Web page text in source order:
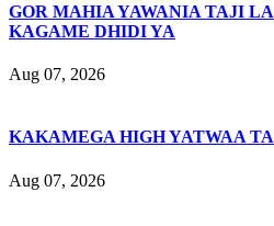
GOR MAHIA YAWANIA TAJI
KAGAME DHIDI YA
Aug 07, 2026
KAKAMEGA HIGH YATWAA
Aug 07, 2026